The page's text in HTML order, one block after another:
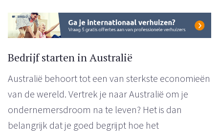
Bedrijf starten in Australië
Australië behoort tot een van sterkste economieën
van de wereld. Vertrek je naar Australië om je
ondernemersdroom na te leven? Het is dan
belangrijk dat je goed begrijpt hoe het